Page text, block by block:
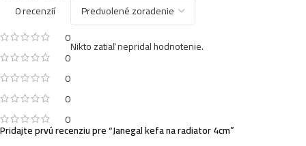
0 recenzií
0
0
0
0
0
Nikto zatiaľ nepridal hodnotenie.
Pridajte prvú recenziu pre “Janegal kefa na radiator 4cm”